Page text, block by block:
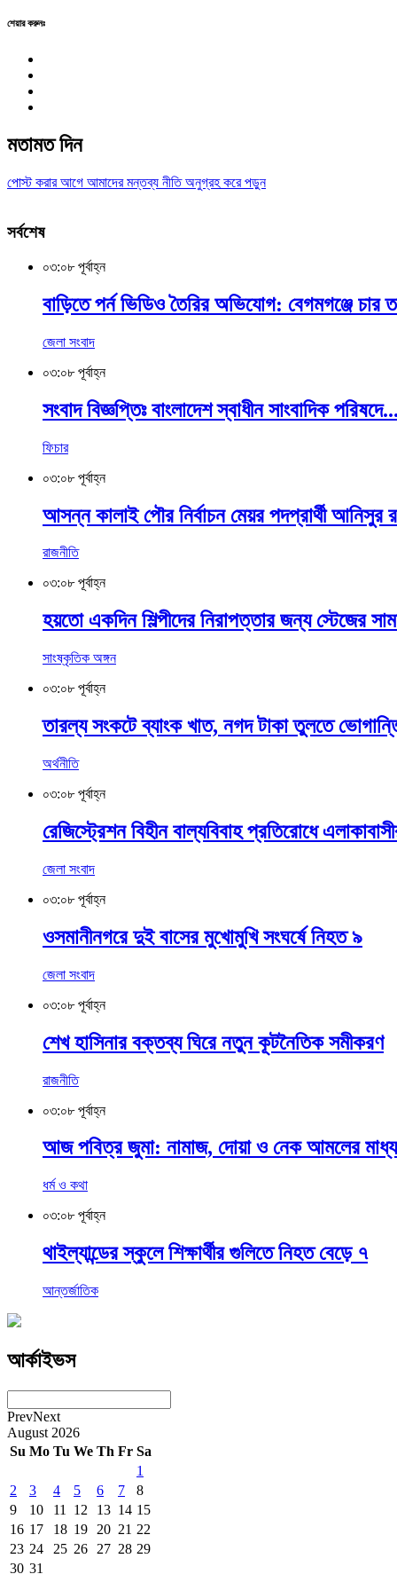
শেয়ার করুনঃ
মতামত দিন
পোস্ট করার আগে আমাদের মন্তব্য নীতি অনুগ্রহ করে পড়ুন
সর্বশেষ
০৩:০৮ পূর্বাহ্ন
বাড়িতে পর্ন ভিডিও তৈরির অভিযোগ: বেগমগঞ্জে চার
জেলা সংবাদ
০৩:০৮ পূর্বাহ্ন
সংবাদ বিজ্ঞপ্তিঃ বাংলাদেশ স্বাধীন সাংবাদিক পরিষদে...
ফিচার
০৩:০৮ পূর্বাহ্ন
আসন্ন কালাই পৌর নির্বাচন মেয়র পদপ্রার্থী আনিসুর
রাজনীতি
০৩:০৮ পূর্বাহ্ন
হয়তো একদিন শিল্পীদের নিরাপত্তার জন্য স্টেজের
সাংষ্কৃতিক অঙ্গন
০৩:০৮ পূর্বাহ্ন
তারল্য সংকটে ব্যাংক খাত, নগদ টাকা তুলতে
অর্থনীতি
০৩:০৮ পূর্বাহ্ন
রেজিস্ট্রেশন বিহীন বাল্যবিবাহ প্রতিরোধে
জেলা সংবাদ
০৩:০৮ পূর্বাহ্ন
ওসমানীনগরে দুই বাসের মুখোমুখি সংঘর্ষে নিহত ৯
জেলা সংবাদ
০৩:০৮ পূর্বাহ্ন
শেখ হাসিনার বক্তব্য ঘিরে নতুন কূটনৈতিক সমীকরণ
রাজনীতি
০৩:০৮ পূর্বাহ্ন
আজ পবিত্র জুমা: নামাজ, দোয়া ও নেক আমলের
ধর্ম ও কথা
০৩:০৮ পূর্বাহ্ন
থাইল্যান্ডের স্কুলে শিক্ষার্থীর গুলিতে নিহত বেড়ে ৭
আন্তর্জাতিক
আর্কাইভস
PrevNext
August 2026
Su Mo Tu We Th Fr Sa
1
2
3 4 5 6 7
8
9
10 11 12 13 14 15
16 17 18 19 20 21 22
23 24 25 26 27 28 29
30 31